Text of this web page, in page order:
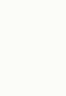
Other